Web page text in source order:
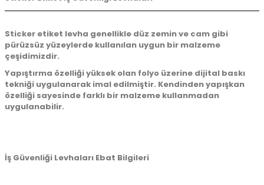
Sticker etiket levha genellikle düz zemin ve cam gibi
pürüzsüz yüzeylerde kullanılan uygun bir malzeme
çeşidimizdir.
Yapıştırma özelliği yüksek olan folyo üzerine dijital baskı
tekniği uygulanarak imal edilmiştir. Kendinden yapışkan
özelliği sayesinde farklı bir malzeme kullanmadan
uygulanabilir.
İş Güvenliği Levhaları Ebat Bilgileri